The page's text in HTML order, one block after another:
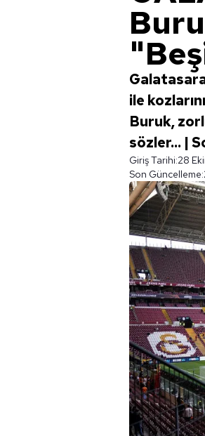
ile
Buruk,
sözler... |
Giriş Tarihi:28
Son Güncelleme: